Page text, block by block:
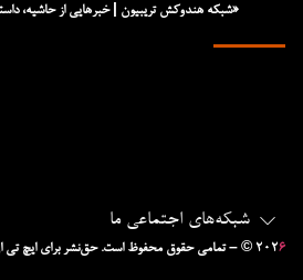
شبکه‌های اجتماعی ما
– © ۲۰۲۶ تمامی حقوق محفوظ است. حق‌نشر برای ایچ‌
«شبکه هند‌و‌کش تریبیون | خبرهایی از حاشیه، داستان‌هایی از سرچشمه»